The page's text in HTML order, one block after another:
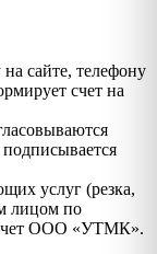
сайте, телефону
счет на
подписывается
услуг (резка,
лицом по
счет ООО «УТМК».